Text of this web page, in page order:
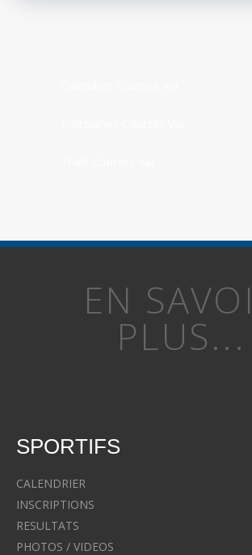
EN
PLUS...
SPORTIFS
CALENDRIER
INSCRIPTIONS
RESULTATS
PHOTOS / VIDEOS